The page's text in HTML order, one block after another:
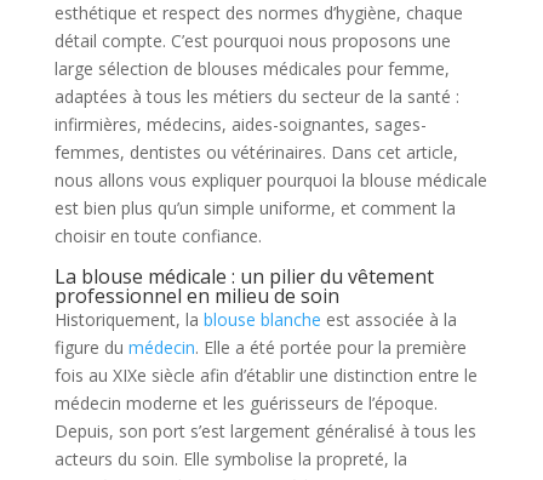
esthétique et respect des normes d’hygiène, chaque
détail compte. C’est pourquoi nous proposons une
large sélection de blouses médicales pour femme,
adaptées à tous les métiers du secteur de la santé :
infirmières, médecins, aides-soignantes, sages-
femmes, dentistes ou vétérinaires. Dans cet article,
nous allons vous expliquer pourquoi la blouse médicale
est bien plus qu’un simple uniforme, et comment la
choisir en toute confiance.
La blouse médicale : un pilier du vêtement
professionnel en milieu de soin
Historiquement, la blouse blanche est associée à la
figure du médecin. Elle a été portée pour la première
fois au XIXe siècle afin d’établir une distinction entre le
médecin moderne et les guérisseurs de l’époque.
Depuis, son port s’est largement généralisé à tous les
acteurs du soin. Elle symbolise la propreté, la